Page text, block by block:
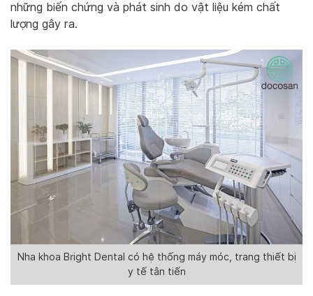
những biến chứng và phát sinh do vật liệu kém chất
lượng gây ra.
Nha khoa Bright Dental có hệ thống máy móc, trang thiết bị
y tế tân tiến